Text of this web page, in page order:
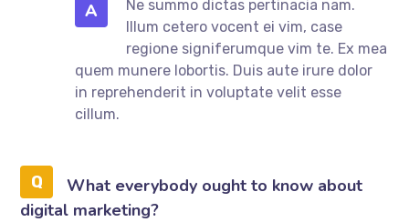
A
Ne summo dictas pertinacia nam.
Illum cetero vocent ei vim, case
regione signiferumque vim te. Ex mea
quem munere lobortis. Duis aute irure dolor
in reprehenderit in voluptate velit esse
cillum.
What everybody ought to know about
digital marketing?